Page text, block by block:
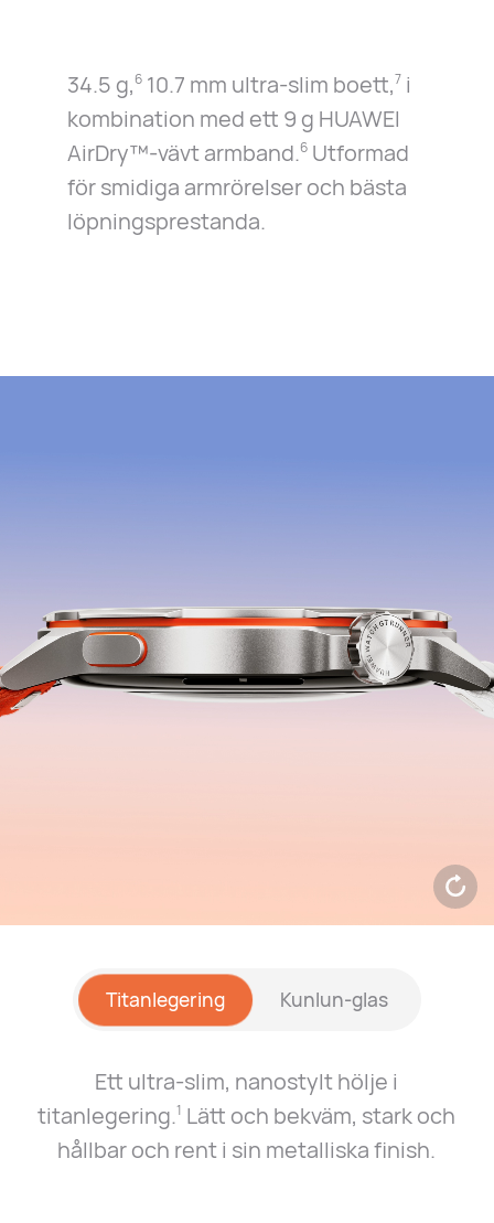
34.5 g,610.7 mm ultra-slim boett,7i
kombination med ett 9 g HUAWEI
AirDry™-vävt armband.6Utformad
för smidiga armrörelser och bästa
löpningsprestanda.
Titanlegering Kunlun-glas
Ett ultra-slim, nanostylt hölje i
titanlegering.1 Lätt och bekväm, stark och
hållbar och rent i sin metalliska finish.